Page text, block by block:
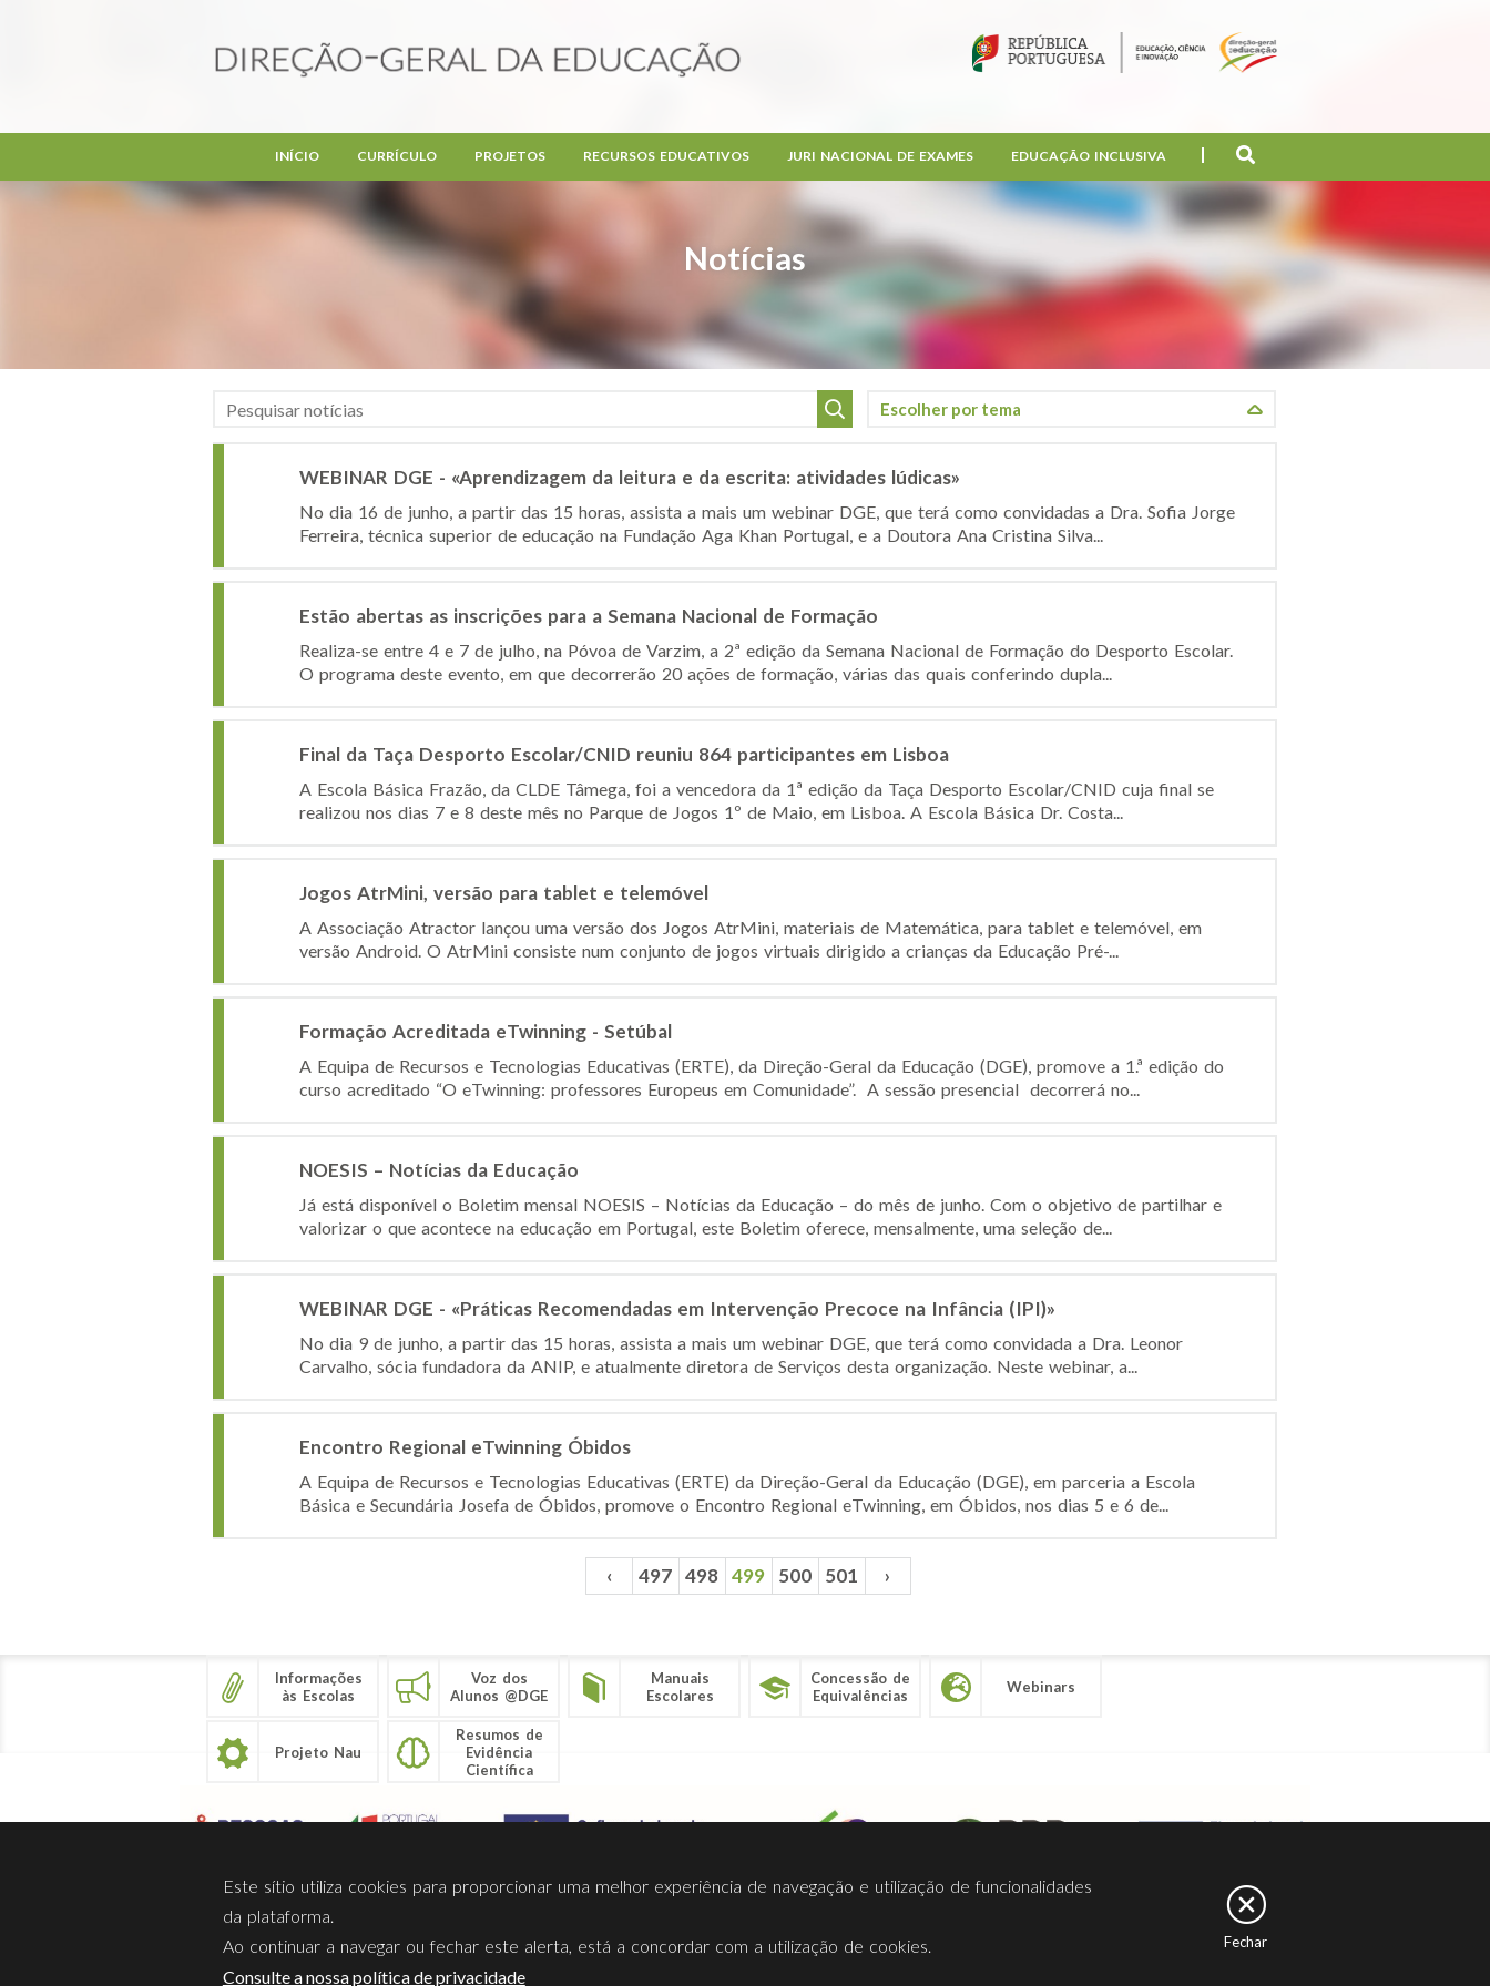
Notícias
INÍCIO CURRÍCULO PROJETOS RECURSOS EDUCATIVOS JURI NACIONAL DE EXAMES EDUCAÇÃO INCLUSIVA
WEBINAR DGE - «Aprendizagem da leitura e da escrita: atividades lúdicas»
No dia 16 de junho, a partir das 15 horas, assista a mais um webinar DGE, que terá como convidadas a Dra. Sofia Jorge
Ferreira, técnica superior de educação na Fundação Aga Khan Portugal, e a Doutora Ana Cristina Silva...
Estão abertas as inscrições para a Semana Nacional de Formação
Realiza-se entre 4 e 7 de julho, na Póvoa de Varzim, a 2ª edição da Semana Nacional de Formação do Desporto Escolar.
O programa deste evento, em que decorrerão 20 ações de formação, várias das quais conferindo dupla...
Final da Taça Desporto Escolar/CNID reuniu 864 participantes em Lisboa
A Escola Básica Frazão, da CLDE Tâmega, foi a vencedora da 1ª edição da Taça Desporto Escolar/CNID cuja final se
realizou nos dias 7 e 8 deste mês no Parque de Jogos 1º de Maio, em Lisboa. A Escola Básica Dr. Costa...
Jogos AtrMini, versão para tablet e telemóvel
A Associação Atractor lançou uma versão dos Jogos AtrMini, materiais de Matemática, para tablet e telemóvel, em
versão Android. O AtrMini consiste num conjunto de jogos virtuais dirigido a crianças da Educação Pré-...
Formação Acreditada eTwinning - Setúbal
A Equipa de Recursos e Tecnologias Educativas (ERTE), da Direção-Geral da Educação (DGE), promove a 1.ª edição do
curso acreditado “O eTwinning: professores Europeus em Comunidade”. A sessão presencial decorrerá no...
NOESIS – Notícias da Educação
Já está disponível o Boletim mensal NOESIS – Notícias da Educação – do mês de junho. Com o objetivo de partilhar e
valorizar o que acontece na educação em Portugal, este Boletim oferece, mensalmente, uma seleção de...
WEBINAR DGE - «Práticas Recomendadas em Intervenção Precoce na Infância (IPI)»
No dia 9 de junho, a partir das 15 horas, assista a mais um webinar DGE, que terá como convidada a Dra. Leonor
Carvalho, sócia fundadora da ANIP, e atualmente diretora de Serviços desta organização. Neste webinar, a...
Encontro Regional eTwinning Óbidos
A Equipa de Recursos e Tecnologias Educativas (ERTE) da Direção-Geral da Educação (DGE), em parceria a Escola
Básica e Secundária Josefa de Óbidos, promove o Encontro Regional eTwinning, em Óbidos, nos dias 5 e 6 de...
‹ 497 498 499 500 501 ›
Informações
às Escolas
Voz dos
Alunos @DGE
Manuais
Escolares
Concessão de
Equivalências
Webinars
Projeto Nau
Resumos de
Evidência
Científica
Sobre Nós Privacidade Termos Utilização Contactos Ligações Facebook
Este sítio utiliza cookies para proporcionar uma melhor experiência de navegação e utilização de funcionalidades
da plataforma.
Ao continuar a navegar ou fechar este alerta, está a concordar com a utilização de cookies.
Consulte a nossa política de privacidade
Fechar